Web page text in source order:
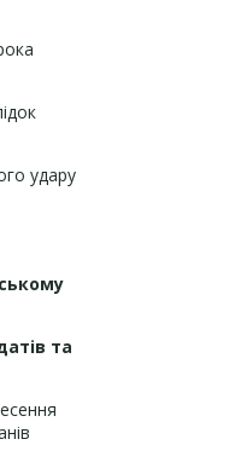
удару
та